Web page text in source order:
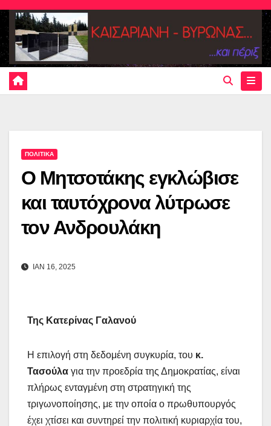
Skip
content
ΠΟΛΙΤΙΚΑ
Ο Μητσοτάκης εγκλώβισε
και ταυτόχρονα λύτρωσε
τον Ανδρουλάκη
ΙΑΝ 16, 2025
Της Κατερίνας Γαλανού
Η επιλογή στη δεδομένη συγκυρία, του κ.
Τασούλα για την προεδρία της Δημοκρατίας, είναι
πλήρως ενταγμένη στη στρατηγική της
τριγωνοποίησης, με την οποία ο πρωθυπουργός
έχει χτίσει και συντηρεί την πολιτική κυριαρχία του,